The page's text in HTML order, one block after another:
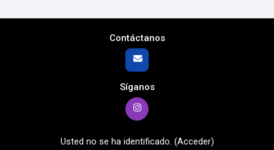
Contáctanos
Síganos
Usted no se ha identificado. (Acceder)